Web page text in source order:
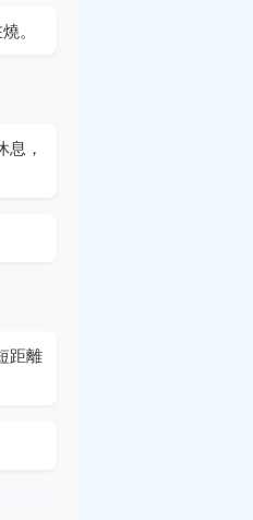
。
，
距離